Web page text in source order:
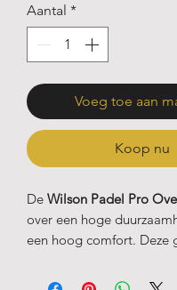
Aantal *
Voeg toe aan
Koop nu
De Wilson Padel Pro
over een hoge
een hoog comfort. Deze
uitstekende grip op het